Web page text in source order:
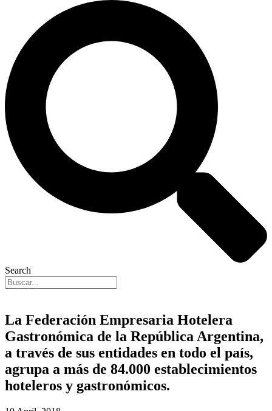
Search
La Federación Empresaria Hotelera
Gastronómica de la República Argentina,
a través de sus entidades en todo el país,
agrupa a más de 84.000 establecimientos
hoteleros y gastronómicos.